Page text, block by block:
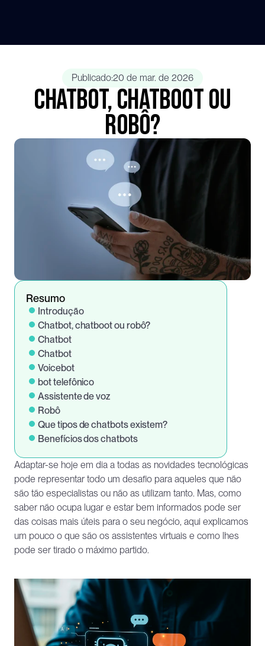
Publicado:20 de mar. de 2026
Chatbot, chatboot ou
robô?
Resumo
Introdução
Chatbot, chatboot ou robô?
Chatbot
Chatbot
Voicebot
bot telefônico
Assistente de voz
Robô
Que tipos de chatbots existem?
Benefícios dos chatbots
Adaptar-se hoje em dia a todas as novidades tecnológicas
pode representar todo um desafio para aqueles que não
são tão especialistas ou não as utilizam tanto. Mas, como
saber não ocupa lugar e estar bem informados pode ser
das coisas mais úteis para o seu negócio, aqui explicamos
um pouco o que são os assistentes virtuais e como lhes
pode ser tirado o máximo partido.